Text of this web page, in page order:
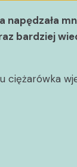
bardziej